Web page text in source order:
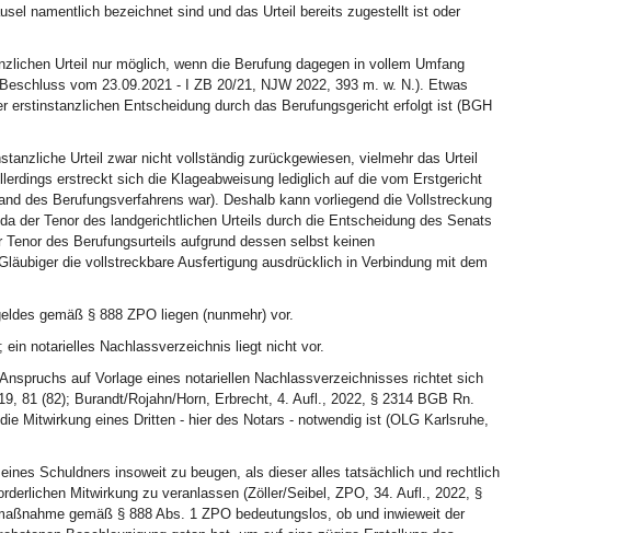
namentlich bezeichnet sind und das Urteil bereits zugestellt ist oder
Urteil nur möglich, wenn die Berufung dagegen in vollem Umfang
vom 23.09.2021 - I ZB 20/21, NJW 2022, 393 m. w. N.). Etwas
erstinstanzlichen Entscheidung durch das Berufungsgericht erfolgt ist (BGH
Urteil zwar nicht vollständig zurückgewiesen, vielmehr das Urteil
erstreckt sich die Klageabweisung lediglich auf die vom Erstgericht
des Berufungsverfahrens war). Deshalb kann vorliegend die Vollstreckung
der Tenor des landgerichtlichen Urteils durch die Entscheidung des Senats
des Berufungsurteils aufgrund dessen selbst keinen
die vollstreckbare Ausfertigung ausdrücklich in Verbindung mit dem
gemäß § 888 ZPO liegen (nunmehr) vor.
notarielles Nachlassverzeichnis liegt nicht vor.
auf Vorlage eines notariellen Nachlassverzeichnisses richtet sich
81 (82); Burandt/Rojahn/Horn, Erbrecht, 4. Aufl., 2022, § 2314 BGB Rn.
Mitwirkung eines Dritten - hier des Notars - notwendig ist (OLG Karlsruhe,
Schuldners insoweit zu beugen, als dieser alles tatsächlich und rechtlich
Mitwirkung zu veranlassen (Zöller/Seibel, ZPO, 34. Aufl., 2022, §
gemäß § 888 Abs. 1 ZPO bedeutungslos, ob und inwieweit der